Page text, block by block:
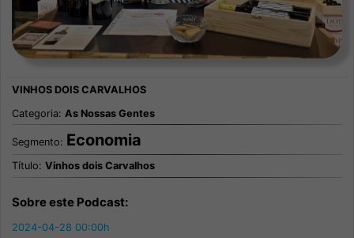
Categoria: As Nossas Gentes
Segmento: Economia
Título: Vinhos dois Carvalhos
Sobre este Podcast:
2024-04-28 00:00h